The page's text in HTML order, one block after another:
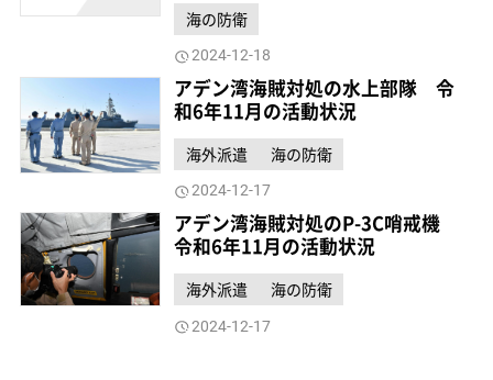
海の防衛
2024-12-18
アデン湾海賊対処の水上部隊 令
和6年11月の活動状況
海外派遣 海の防衛
2024-12-17
アデン湾海賊対処のP-3C哨戒機
令和6年11月の活動状況
海外派遣 海の防衛
2024-12-17